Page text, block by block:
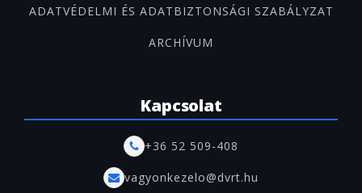
ADATVÉDELMI ÉS ADATBIZTONSÁGI SZABÁLYZAT
ARCHÍVUM
Kapcsolat
+36 52 509-408
vagyonkezelo@dvrt.hu